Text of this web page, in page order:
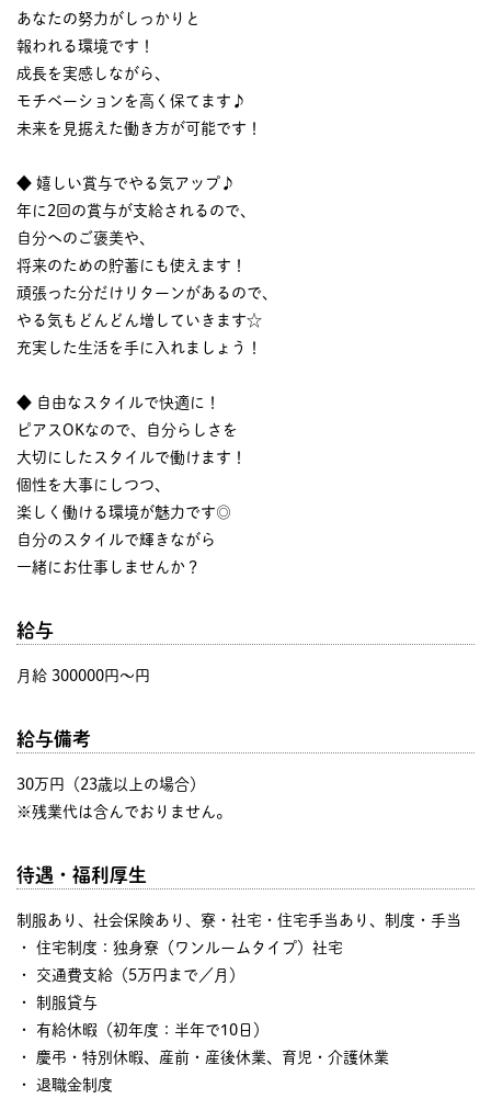
あなたの努力がしっかりと
報われる環境です！
成長を実感しながら、
モチベーションを高く保てます♪
未来を見据えた働き方が可能です！
◆ 嬉しい賞与でやる気アップ♪
年に2回の賞与が支給されるので、
自分へのご褒美や、
将来のための貯蓄にも使えます！
頑張った分だけリターンがあるので、
やる気もどんどん増していきます☆
充実した生活を手に入れましょう！
◆ 自由なスタイルで快適に！
ピアスOKなので、自分らしさを
大切にしたスタイルで働けます！
個性を大事にしつつ、
楽しく働ける環境が魅力です◎
自分のスタイルで輝きながら
一緒にお仕事しませんか？
給与
月給 300000円〜円
給与備考
30万円（23歳以上の場合）
※残業代は含んでおりません。
待遇・福利厚生
制服あり、社会保険あり、寮・社宅・住宅手当あり、制度・手当
・ 住宅制度：独身寮（ワンルームタイプ）社宅
・ 交通費支給（5万円まで／月）
・ 制服貸与
・ 有給休暇（初年度：半年で10日）
・ 慶弔・特別休暇、産前・産後休業、育児・介護休業
・ 退職金制度